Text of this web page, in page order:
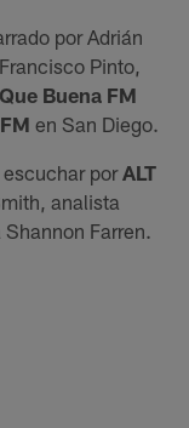
por Adrián
Pinto,
Que Buena FM
en San Diego.
escuchar por ALT
analista
Farren.